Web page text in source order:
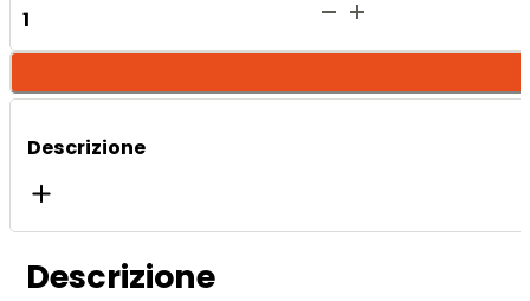
Terenya
Violet
Descrizione
Descrizione